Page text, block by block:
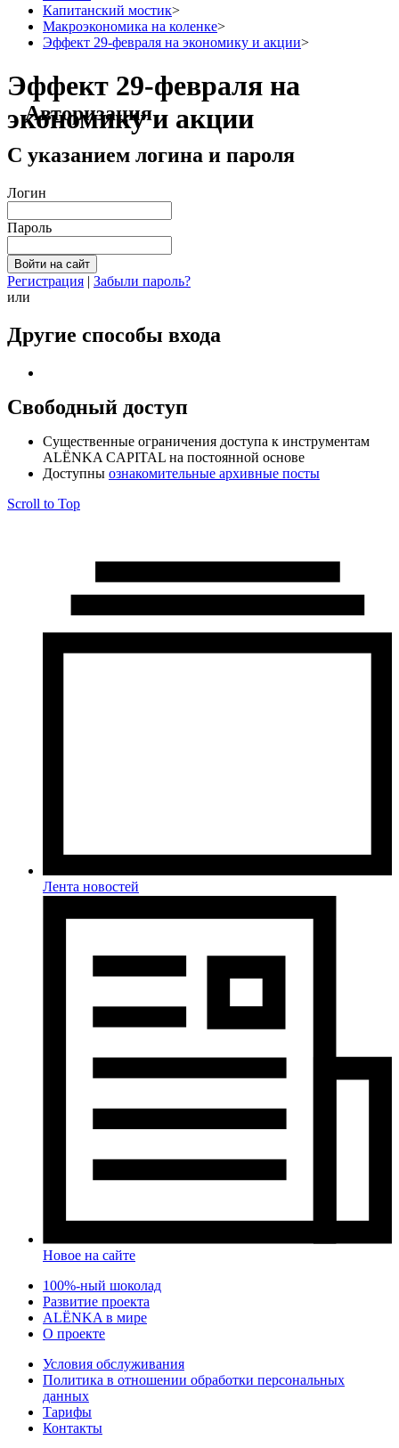
Капитанский мостик>
Макроэкономика на коленке>
Эффект 29-февраля на экономику и акции>
Эффект 29-февраля на
экономику и акции
Авторизация
С указанием логина и пароля
Логин
Пароль
Регистрация | Забыли пароль?
или
Другие способы входа
Свободный доступ
Cущественные ограничения доступа к инструментам
ALЁNKA CAPITAL на постоянной основе
Доступны ознакомительные архивные посты
Scroll to Top
Лента новостей
Новое на сайте
100%-ный шоколад
Развитие проекта
ALЁNKA в мире
О проекте
Условия обслуживания
Политика в отношении обработки персональных
данных
Тарифы
Контакты